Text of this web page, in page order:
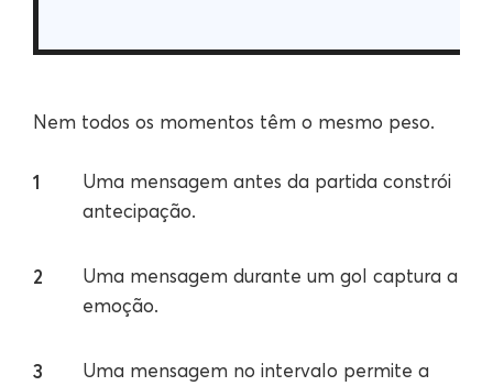
Nem todos os momentos têm o mesmo peso.
Uma mensagem antes da partida constrói
antecipação.
Uma mensagem durante um gol captura a
emoção.
Uma mensagem no intervalo permite a